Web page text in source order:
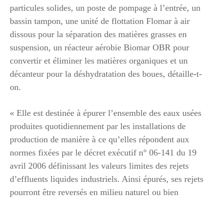
particules solides, un poste de pompage à l’entrée, un
bassin tampon, une unité de flottation Flomar à air
dissous pour la séparation des matières grasses en
suspension, un réacteur aérobie Biomar OBR pour
convertir et éliminer les matières organiques et un
décanteur pour la déshydratation des boues, détaille-t-
on.
« Elle est destinée à épurer l’ensemble des eaux usées
produites quotidiennement par les installations de
production de manière à ce qu’elles répondent aux
normes fixées par le décret exécutif n° 06-141 du 19
avril 2006 définissant les valeurs limites des rejets
d’effluents liquides industriels. Ainsi épurés, ses rejets
pourront être reversés en milieu naturel ou bien